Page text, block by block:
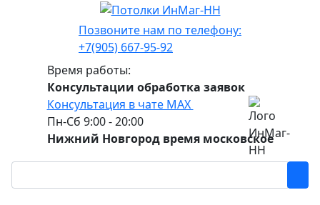
Позвоните нам по телефону:
+7(905) 667-95-92
Время работы:
Консультации обработка заявок
Консультация в чате МАХ
Пн-Сб 9:00 - 20:00
Нижний Новгород время московское